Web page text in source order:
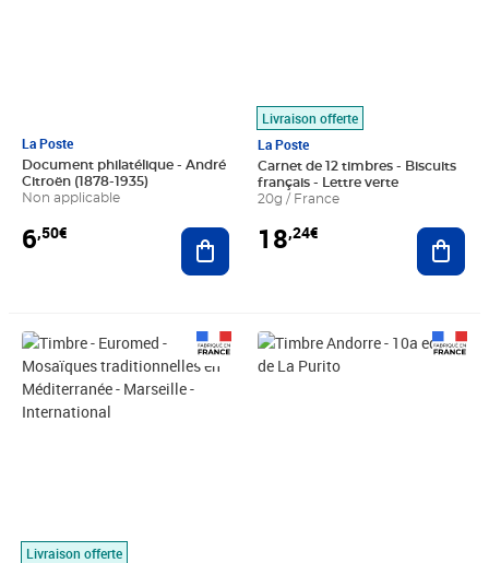
La Poste
Document philatélique - André
Citroën (1878-1935)
Non applicable
6,50€ Ajouter au panier
Livraison offerte
La Poste
Carnet de 12 timbres - Biscuits
français - Lettre verte
20g / France
18,24€
Livraison offerte
Prix 2,25€ Prix 2,25€